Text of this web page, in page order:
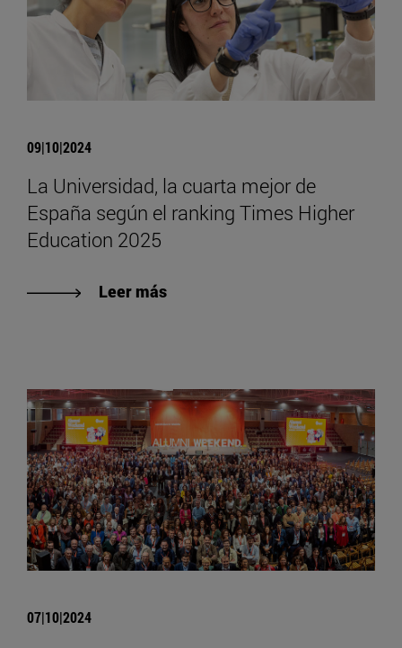
09|10|2024
La Universidad, la cuarta mejor de
España según el ranking Times Higher
Education 2025
Leer más
07|10|2024